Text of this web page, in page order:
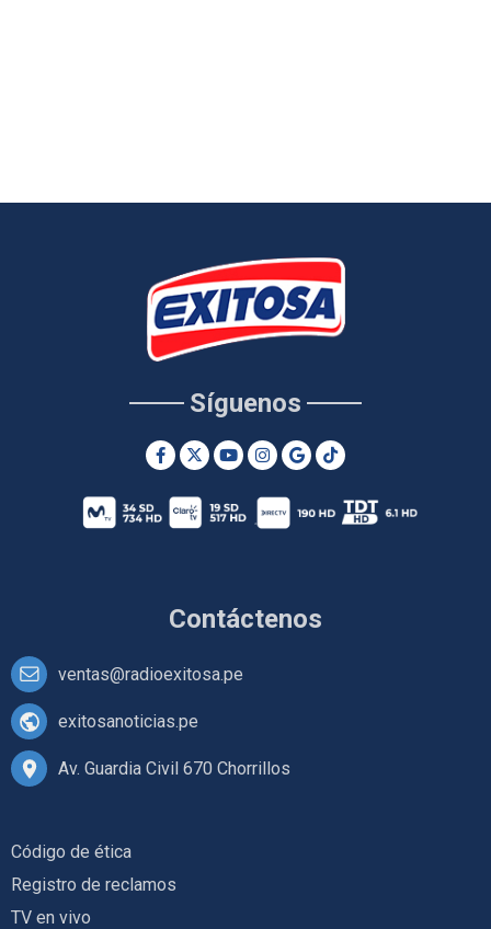
Contáctenos
ventas@radioexitosa.pe
exitosanoticias.pe
Av. Guardia Civil 670 Chorrillos
Síguenos
Código de ética
Registro de reclamos
TV en vivo